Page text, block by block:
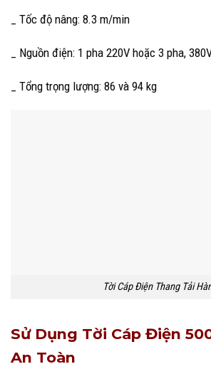
_ Tốc độ nâng: 8.3 m/min
_ Nguồn điện: 1 pha 220V hoặc 3 pha,
_ Tổng trọng lượng: 86 và 94 kg
Tời Cáp Điện Thang Tải
Sử Dụng Tời Cáp Điện
An Toàn